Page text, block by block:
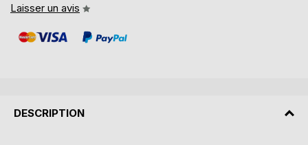
Laisser un avis
DESCRIPTION